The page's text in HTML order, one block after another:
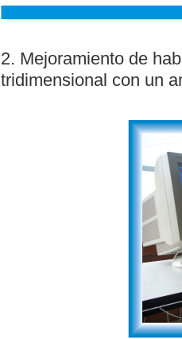
2. Mejoramiento de
tridimensional con un